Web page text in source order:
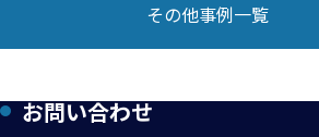
その他事例一覧
お問い合わせ